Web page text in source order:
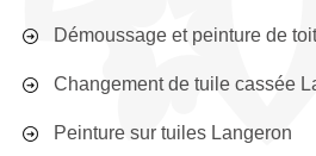
Démoussage et peinture de
Changement de tuile cassée
Peinture sur tuiles Langeron